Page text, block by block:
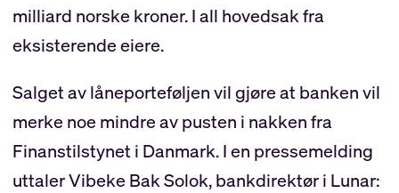
milliard norske kroner. I all hovedsak fra
eksisterende eiere.
Salget av låneporteføljen vil gjøre at banken vil
merke noe mindre av pusten i nakken fra
Finanstilstynet i Danmark. I en pressemelding
uttaler Vibeke Bak Solok, bankdirektør i Lunar: